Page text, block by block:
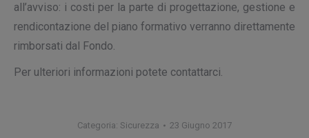
all’avviso: i costi per la parte di progettazione, gestione e
rendicontazione del piano formativo verranno direttamente
rimborsati dal Fondo.
Per ulteriori informazioni potete contattarci.
Categoria: Sicurezza 23 Giugno 2017